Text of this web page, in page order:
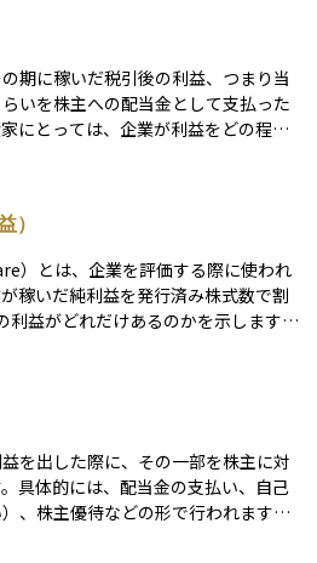
業からの「お礼」のようなもので、
一つになることがあります。
期に稼いだ税引後の利益、つまり当
いを株主への配当金として支払った
にとっては、企業が利益をどの程度
うことになります。配当を重視する
標であり、企業の利益配分方針を理
）
）とは、企業を評価する際に使われ
稼いだ純利益を発行済み株式数で割
利益がどれだけあるのかを示します。
を出した際に、その一部を株主に対
具体的には、配当金の支払い、自己
、株主優待などの形で行われます。